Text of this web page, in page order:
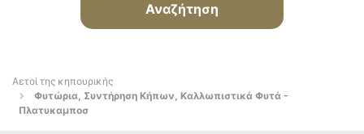
Αναζήτηση
Αετοί της κηπουρικής
Φυτώρια, Συντήρηση Κήπων, Καλλωπιστικά Φυτά -
Πλατυκαμποσ